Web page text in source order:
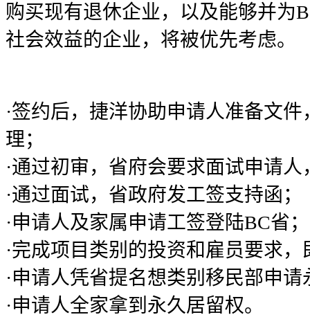
购买现有退休企业，以及能够并为
社会效益的企业，将被优先考虑。
·签约后，捷洋协助申请人准备文
理；
·通过初审，省府会要求面试申请
·通过面试，省政府发工签支持函；
·申请人及家属申请工签登陆BC省
·完成项目类别的投资和雇员要求
·申请人凭省提名想类别移民部申
·申请人全家拿到永久居留权。